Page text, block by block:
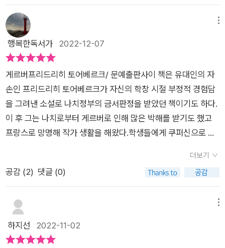
선생에게 휘둘리는 상황을 충분히 납득할 수 있다. 내가 고등학생
이었을 때도 그야말로 선생은 갑이요, 학생과 학부모는 을이었다.
훈육과 사랑의 매라는 명분으로 체벌에도 거리낌이 없었고, 학부
모가 선생을 찾아가 머리를 조아리는 일이 이상하지 않은 시대였
으니까. 1990년대 후반에 우리나라 대학 진학률이 50%임을 생
각해본다면 짐작이 갈 것이다. 소설에서 쿠르트의 어머니가 쿠퍼
교수를 찾아가 일언지하에 면담을 거부당한 모습, 그것도 본인이
직접하지 않고 동료에게 시키는 것도 모자라 학부모의 말을 중간
에 끊어내는 태도는 당시 선생이 어떤 위치에 있었는지 가늠할 수
있다. 그러나 쿠퍼는 인격적으로도 선생으로서 적절한 사람이아
니다. 수업에 있어 학생은 보조적 역할로 치부하고, 아들의 성적
부진이 모두 부모의 탓이며, 병상에 있는 학생의 아버지가 충격으
한) 악의적으로 몰아붙임으로써 자신의 권위를 자랑하는 그의 모
습은 그야말로 최악이다. 이 사람은 선생의 소임이 학생들의 성장
에 도움을 주는 역할이 아닌 일정 기준에 도달하지 못하는 학생을
걸러내는 것이라고 믿는다. 그것도 악착같이 티끌같은 흠집까지
없다. '누구나 당할 수 있는 어떤 일이 우리 중 한 사람에게 일어난
다면, 그건 더는 개인의 일이 아니'기 때문에 더.​​​내 청춘은 슬프게
지나갔네봄의 환희를 느끼지도 못했는데가을은 다가올 이별의
전율을 불어넣고내 마음은 죽음을 꿈꾼다네- p.397​학생은 진리
를 몰라요?학생은 정의를 몰라요?학생은 사랑을 몰라요?그걸 몰
라요?! 고마워요, 이제 됐어요. 끝났습니다, 인생 수험생…… p.41
3
할 수 없는 고통에 몸을 비튼다. 바들바들 떨면서 그녀의 손을 잡
으려고 하지만 그녀가 장난스럽게 후회하며 몸을 돌린다. (-326
-)쿠르트는 머움을 추슬렀다.이제 통속소설은 끝이ㅈ다. 그러나
판에 박힌 학교 독일어를 늘어놓거나 위원회가 이해할 수 없느 해
서 더듬더듬 소심하게 시를 논하다가 마지막 연에 이르렀는데 예
의 미지의 것이 다시 찾아왔다. 그것은 마음속에 밀려와 그를 놓
아주지 않았다. 쿠르트는 그것을 이해하고 규명하려고 했다. 하지
만 그것은 너무 다면적이었다. (-398-)프리드리히 토어베르크의
성장 소설 『게르거』는 1930년에 쓰여졌고, 1933년 나치 치하의
독일 정부에 의해 금서로 지정되었다. 그건 저자가 유대인 작가라
는 한계 뿐만 아니라, 이 소설이 그 시대에 맞지 않는, 시대적 미
우선하고, 법과 제도를 더 중시하였던 시대에는 그것에 벗어나는
이야기가 상당히 불편할 수 밖에 없다. 게르거가 보여주는 성장
과정 뿐만 아니라. 쿠퍼 교수가 추구하는 가치관을 훼손할 수 없
기 때문이다. 교육에 대해 지금의 시선과 그 당시의 시선이 매우
지 밝아보이지 않았다. 담임 교수인 아르투어 쿠퍼가 그를 좋게
보지 않는다는 사실을 알기때문이다. 그는 자신의 무오류성을 강
조해 '쿠퍼 신'으로 불리며 대놓고 게르버에게 나중에 우는 사람
에 속할지도 모른다며 경고한다. 게다가 자신의 전능한 권력과 지
배욕으로 '착석'이라는 명령은 학생들의 입을 닫을 기본적 수단으
로 그것을 어기면 가감없이 '미흡'이라는 성적으로 되갚고야 만다
는 사실...​애초에 게르버의 아버지는 담임이 쿠퍼란 소식을 듣고
아들의 인생을 그런 자에게 넘기고 싶지않다며 다른 학교로의 전
학을 권했지만, 일을 크게 벌이고 싶지않았던 게르버는 열심히 노
선한 의지 그리고 낙관주의를 펼치려는 그를 응원하지만 지금의
교수는 그의 앞날에 적지않은 영향을 미칠거란 진심어린 조언을
해주었다는거... ​한편 게르버가 마음에 품었던 리자 베어발트...
여러 남자를 만나며 겉도는 행동을 하지만 자신에게만큼은 남다
른 애정을 가지고 있다고 믿었던 그는 서툰 사랑의 감정으로 갈피
를 잡지 못한다. 문제는 리자가 게르버에게 가진 감정은 모성애
이 책은 프리드리히 토어베르크의 장편 소설이다. 뭔가 출판사 소
개와 줄거리가 요즈음 맞닿아 있는 의문을 속시원하게 해결해 줄
수 있는 이야기처럼 보여서 관심을 가지게 된 책이다. 당시의 교
육 체제에 반기를 드는 학생이 뭔가 대리 만족을 느낄 수 있을 것
니 너무 궁금했다. 원래 금서나 하지 말라는 것에 호기심을 가지
게 되는 것은 인간의 본성이지 않은가.​소설의 주인공은 게르버라
는 인물이다. 8학년에 재학 중으로 졸업 시험을 앞두고 있다. 낙
제가 될 시에는 졸업 시험을 보지도 못하는데 게르버는 약간 선생
님들에게 미움을 받는 학생인 듯하다. 특히, 반의 담임 선생님인
쿠퍼는 게르버의 부모님께 엄포를 놓는 등 게르버를 괴롭힌다. 게
르버는 다른 학교로 전학을 가거나 가정 학습을 받자는 아버지의
다. 학교 체제에 불만과 게르버의 순수한 사랑, 졸업 시험에 대한
압박감 등의 이야기를 담고 있다.​처음에는 게르버가 참 반항적인
인물일 것이라는 예상을 했었다. 흔히 말하는 문제아 계열에 들어
가서 선생님의 눈밖에 난 것은 아닌지 생각이 들었지만 읽는 내내
행복한독서가 2022-12-07
게르버프리드리히 토어베르크/ 문예출판사이 책은 유대인의 자
손인 프리드리히 토어베르크가 자신의 학창 시절 부정적 경험담
을 그려낸 소설로 나치정부의 금서판정을 받았던 책이기도 하다.
이 후 그는 나치로부터 게르버로 인해 많은 박해를 받기도 했고
프랑스로 망명해 작가 생활을 해왔다.학생들에게 쿠퍼신으로 불
이상 '착석'이 아니면 그의 통치의 신적인 절대권력도 끝난다는
사실을 깨달았다. 그는 권능이 유한한 신이었다. 그러나 권능이
있는 곳에서 그는 신이었다. 거기에 그는 거머리처럼 달라붙었다.
page44지금은 학생수도 적고 교권도 많이 순화되었지만 라떼
는 스승의 그림자조차도 밟지 않는다는 압박같은 스승우월주의
가 살아있던 세상이었다. 책을 읽다보니 과거가 소환되어 공감되
더보기
공감 (2) 댓글 (0)
하지선 2022-11-02